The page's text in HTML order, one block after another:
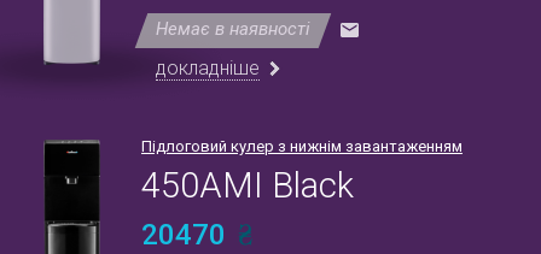
Немає в наявності
докладніше
Підлоговий кулер з нижнім завантаженням
450AMI Black
20470